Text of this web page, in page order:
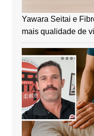
Yawara Seitai e
mais qualidade de